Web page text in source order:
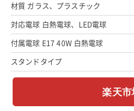
材質 ガラス、プラスチック
対応電球 白熱電球、LED電球
付属電球 E17 40W 白熱電球
スタンドタイプ
楽天市